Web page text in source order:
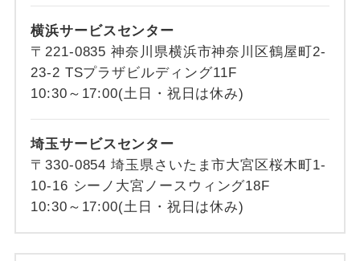
横浜サービスセンター
〒221-0835 神奈川県横浜市神奈川区鶴屋町2-
23-2 TSプラザビルディング11F
10:30～17:00(土日・祝日は休み)
埼玉サービスセンター
〒330-0854 埼玉県さいたま市大宮区桜木町1-
10-16 シーノ大宮ノースウィング18F
10:30～17:00(土日・祝日は休み)